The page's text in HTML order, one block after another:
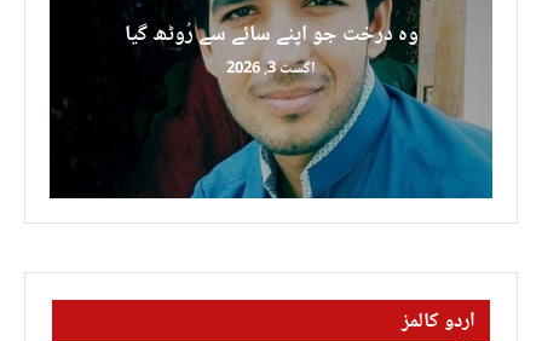
وہ درخت جو اپنے سائے سے رُوٹھ گیا
اگست 3, 2026
اردو کالمز